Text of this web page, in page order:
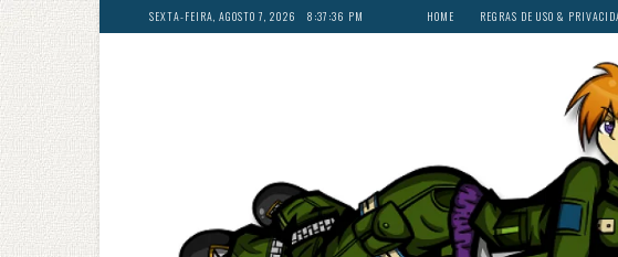
Skip
to
content
SEXTA-FEIRA, AGOSTO 7, 2026 8:37:37 PM HOME REGRAS DE USO &